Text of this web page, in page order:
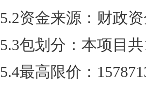
5.2资金来源：财政
5.3包划分：本项目
5.4最高限价：